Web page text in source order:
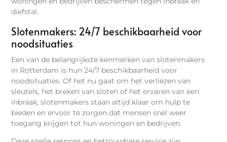
diefstal.
Slotenmakers: 24/7 beschikbaarheid voor
noodsituaties
Een van de belangrijkste kenmerken van slotenmakers
in Rotterdam is hun 24/7 beschikbaarheid voor
noodsituaties. Of het nu gaat om het verliezen van
sleutels, het breken van sloten of het ervaren van een
inbraak, slotenmakers staan altijd klaar om hulp te
bieden en ervoor te zorgen dat mensen snel weer
toegang krijgen tot hun woningen en bedrijven.